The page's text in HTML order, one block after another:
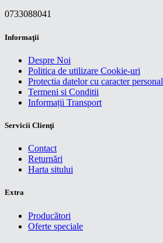
0733088041
Informaţii
Despre Noi
Politica de utilizare Cookie-uri
Protectia datelor cu caracter personal
Termeni si Conditii
Informații Transport
Servicii Clienţi
Contact
Returnări
Harta sitului
Extra
Producători
Oferte speciale